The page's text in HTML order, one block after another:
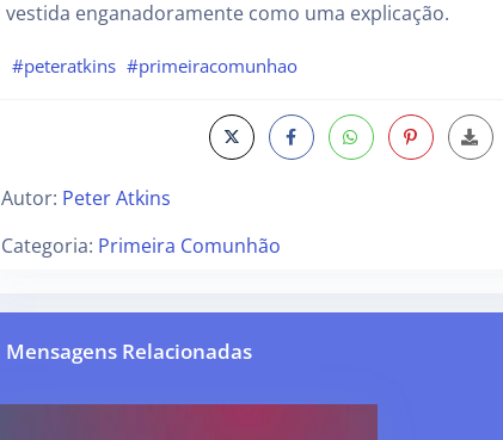
vestida enganadoramente como uma explicação.
#peteratkins #primeiracomunhao
Autor: Peter Atkins
Categoria: Primeira Comunhão
Mensagens Relacionadas